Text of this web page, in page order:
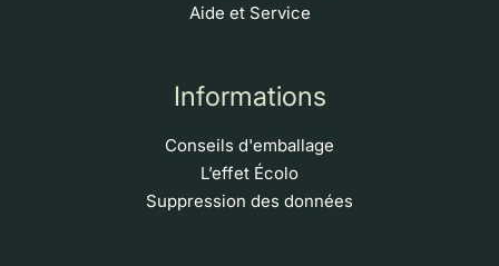
Aide et Service
Informations
Conseils d'emballage
L’effet Écolo
Suppression des données